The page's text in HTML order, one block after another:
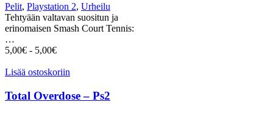
Pelit, Playstation 2, Urheilu
Tehtyään valtavan suositun ja
erinomaisen Smash Court Tennis:
…
5,00€ - 5,00€
Lisää ostoskoriin
Total Overdose – Ps2